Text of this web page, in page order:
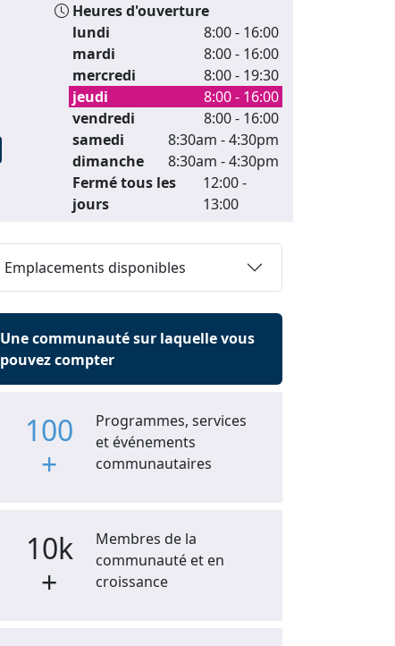
Heures d'ouverture
lundi
8:00 - 16:00
mardi
8:00 - 16:00
mercredi
8:00 - 19:30
jeudi
8:00 - 16:00
vendredi
8:00 - 16:00
samedi
8:30am - 4:30pm
dimanche
8:30am - 4:30pm
Fermé tous les
jours
12:00 -
13:00
Emplacements disponibles
Une communauté sur laquelle vous
pouvez compter
100
+
Programmes, services
et événements
communautaires
10k
+
Membres de la
communauté et en
croissance